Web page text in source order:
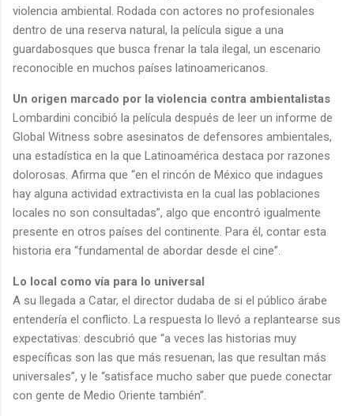
violencia ambiental. Rodada con actores no profesionales
dentro de una reserva natural, la película sigue a una
guardabosques que busca frenar la tala ilegal, un escenario
reconocible en muchos países latinoamericanos.
Un origen marcado por la violencia contra ambientalistas
Lombardini concibió la película después de leer un informe de
Global Witness sobre asesinatos de defensores ambientales,
una estadística en la que Latinoamérica destaca por razones
dolorosas. Afirma que “en el rincón de México que indagues
hay alguna actividad extractivista en la cual las poblaciones
locales no son consultadas”, algo que encontró igualmente
presente en otros países del continente. Para él, contar esta
historia era “fundamental de abordar desde el cine”.
Lo local como vía para lo universal
A su llegada a Catar, el director dudaba de si el público árabe
entendería el conflicto. La respuesta lo llevó a replantearse sus
expectativas: descubrió que “a veces las historias muy
específicas son las que más resuenan, las que resultan más
universales”, y le “satisface mucho saber que puede conectar
con gente de Medio Oriente también”.